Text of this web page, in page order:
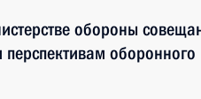
обороны
перспективам оборонного